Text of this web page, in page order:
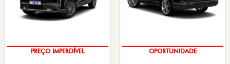
PREÇO IMPERDÍVEL OPORTUNIDADE